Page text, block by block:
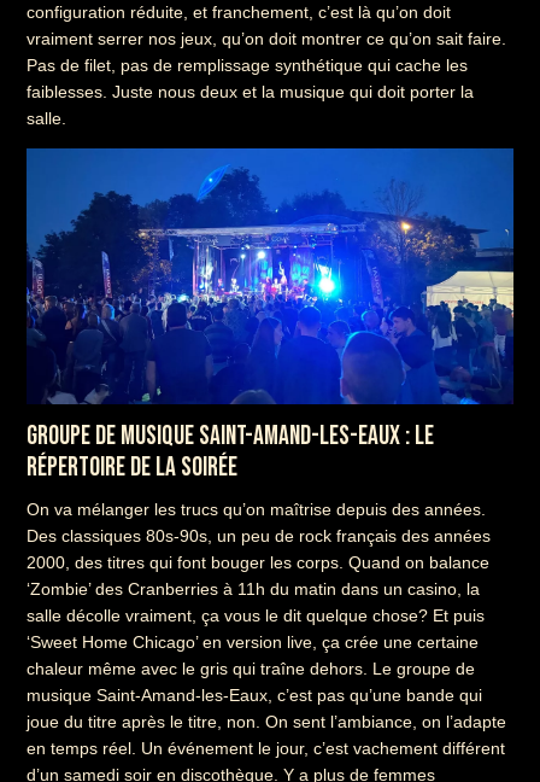
configuration réduite, et franchement, c’est là qu’on doit
vraiment serrer nos jeux, qu’on doit montrer ce qu’on sait faire.
Pas de filet, pas de remplissage synthétique qui cache les
faiblesses. Juste nous deux et la musique qui doit porter la
salle.
GROUPE DE MUSIQUE SAINT-AMAND-LES-EAUX : LE
RÉPERTOIRE DE LA SOIRÉE
On va mélanger les trucs qu’on maîtrise depuis des années.
Des classiques 80s-90s, un peu de rock français des années
2000, des titres qui font bouger les corps. Quand on balance
‘Zombie’ des Cranberries à 11h du matin dans un casino, la
salle décolle vraiment, ça vous le dit quelque chose? Et puis
‘Sweet Home Chicago’ en version live, ça crée une certaine
chaleur même avec le gris qui traîne dehors. Le groupe de
musique Saint-Amand-les-Eaux, c’est pas qu’une bande qui
joue du titre après le titre, non. On sent l’ambiance, on l’adapte
en temps réel. Un événement le jour, c’est vachement différent
d’un samedi soir en discothèque. Y a plus de femmes